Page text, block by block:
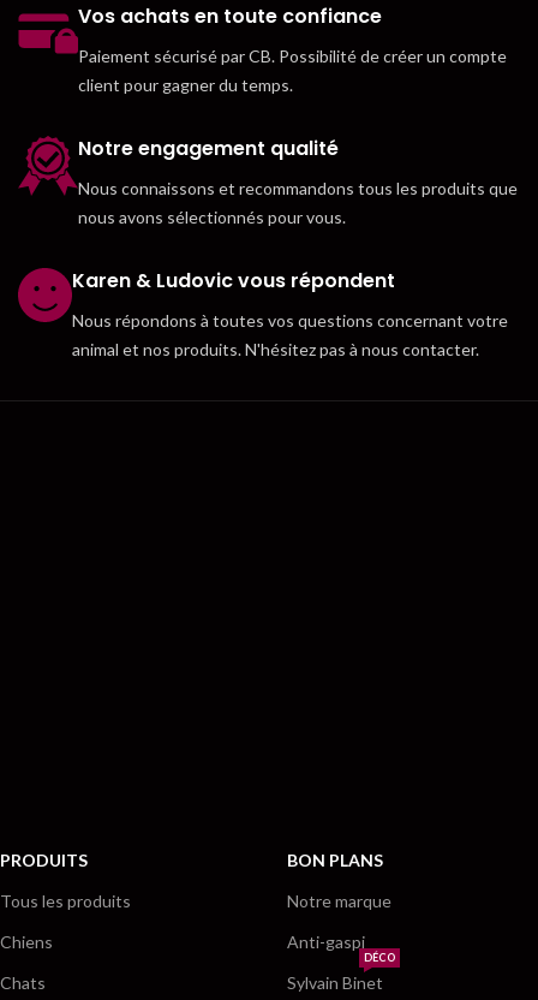
Vos achats en toute confiance
Paiement sécurisé par CB. Possibilité de créer un compte
client pour gagner du temps.
Notre engagement qualité
Nous connaissons et recommandons tous les produits que
nous avons sélectionnés pour vous.
Karen & Ludovic vous répondent
Nous répondons à toutes vos questions concernant votre
animal et nos produits. N'hésitez pas à nous contacter.
PRODUITS
Tous les produits
Chiens
Chats
BON PLANS
Notre marque
Anti-gaspi
Sylvain Binet
DÉCO